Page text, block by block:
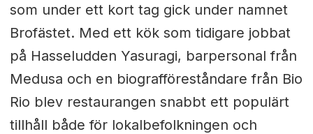
som under ett kort tag gick under namnet
Brofästet. Med ett kök som tidigare jobbat
på Hasseludden Yasuragi, barpersonal från
Medusa och en biografföreståndare från Bio
Rio blev restaurangen snabbt ett populärt
tillhåll både för lokalbefolkningen och